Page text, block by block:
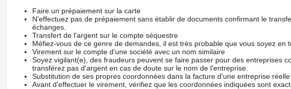
Faire un prépaiement sur la carte
N'effectuez pas de prépaiement sans établir de documents confirmant le
échanges.
Transfert de l'argent sur le compte séquestre
Méfiez-vous de ce genre de demandes, il est très probable que vous soyez en
Virement sur le compte d'une société avec un nom similaire
Soyez vigilant(e), des fraudeurs peuvent se faire passer pour des entreprises
transférez pas d'argent en cas de doute sur le nom de l'entreprise.
Substitution de ses propres coordonnées dans la facture d'une entreprise réelle
Avant d'effectuer le virement, vérifiez que les coordonnées indiquées sont